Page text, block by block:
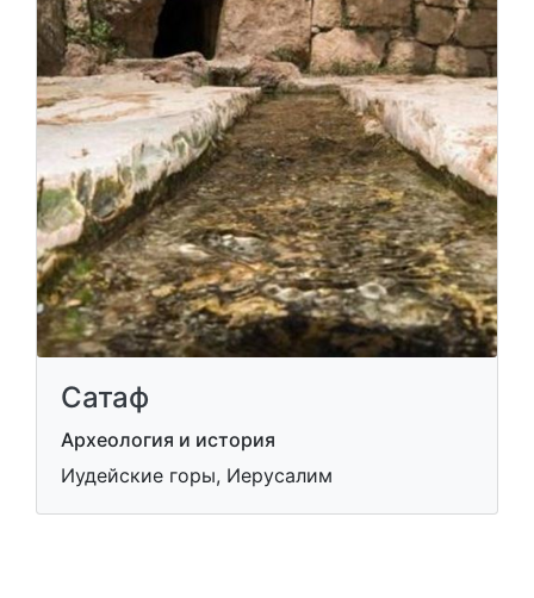
Сатаф
Археология и история
Иудейские горы, Иерусалим